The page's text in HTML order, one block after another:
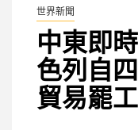
世界新聞
中東即
色列自
貿易罷工